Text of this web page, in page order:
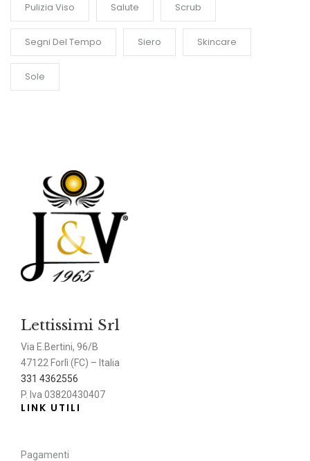
Pulizia Viso Salute Scrub
Segni Del Tempo Siero Skincare
Sole
Lettissimi Srl
Via E.Bertini, 96/B
47122 Forlì (FC) – Italia
331 4362556
P. Iva 03820430407
LINK UTILI
Pagamenti